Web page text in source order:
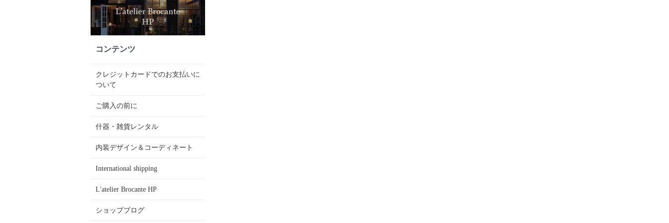
コンテンツ
クレジットカードでのお支払いに
ついて
ご購入の前に
什器・雑貨レンタル
内装デザイン＆コーディネート
International shipping
L'atelier Brocante HP
ショップブログ